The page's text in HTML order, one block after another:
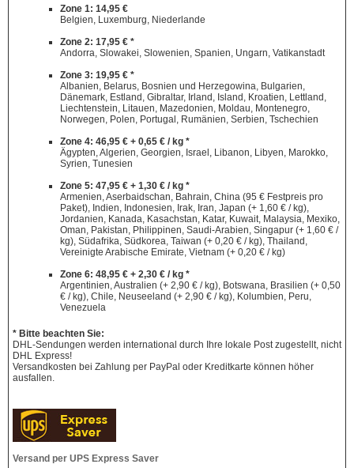
Zone 1: 14,95 €
Belgien, Luxemburg, Niederlande
Zone 2: 17,95 € *
Andorra, Slowakei, Slowenien, Spanien, Ungarn, Vatikanstadt
Zone 3: 19,95 € *
Albanien, Belarus, Bosnien und Herzegowina, Bulgarien,
Dänemark, Estland, Gibraltar, Irland, Island, Kroatien, Lettland,
Liechtenstein, Litauen, Mazedonien, Moldau, Montenegro,
Norwegen, Polen, Portugal, Rumänien, Serbien, Tschechien
Zone 4: 46,95 € + 0,65 € / kg *
Ägypten, Algerien, Georgien, Israel, Libanon, Libyen, Marokko,
Syrien, Tunesien
Zone 5: 47,95 € + 1,30 € / kg *
Armenien, Aserbaidschan, Bahrain, China (95 € Festpreis pro
Paket), Indien, Indonesien, Irak, Iran, Japan (+ 1,60 € / kg),
Jordanien, Kanada, Kasachstan, Katar, Kuwait, Malaysia, Mexiko,
Oman, Pakistan, Philippinen, Saudi-Arabien, Singapur (+ 1,60 € /
kg), Südafrika, Südkorea, Taiwan (+ 0,20 € / kg), Thailand,
Vereinigte Arabische Emirate, Vietnam (+ 0,20 € / kg)
Zone 6: 48,95 € + 2,30 € / kg *
Argentinien, Australien (+ 2,90 € / kg), Botswana, Brasilien (+ 0,50
€ / kg), Chile, Neuseeland (+ 2,90 € / kg), Kolumbien, Peru,
Venezuela
* Bitte beachten Sie:
DHL-Sendungen werden international durch Ihre lokale Post zugestellt, nicht
DHL Express!
Versandkosten bei Zahlung per PayPal oder Kreditkarte können höher
ausfallen.
Versand per UPS Express Saver